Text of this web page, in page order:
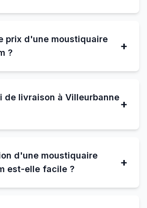
prix d'une moustiquaire
?
+
de livraison à Villeurbanne+
d'une moustiquaire
est-elle facile ?
+